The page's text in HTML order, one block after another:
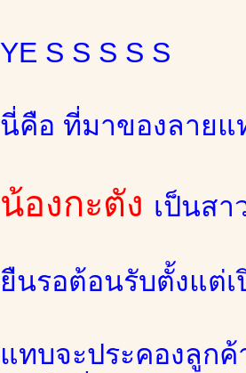
YE S S S S S
นี่คือ ที่มาของลายแ
น้องกะตัง เป็นส
ยืนรอต้อนรับตั้งแต่
แทบจะประคองลูก